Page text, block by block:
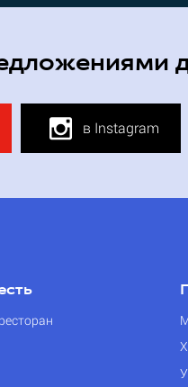
в Instagram